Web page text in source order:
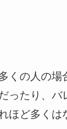
くの人の場
ったり、
ほど多くは